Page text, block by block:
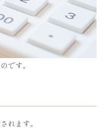
です。
れます。